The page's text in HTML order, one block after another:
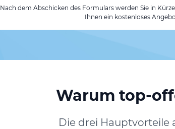
Nach dem Abschicken des Formulars werden Sie in
Ihnen ein kostenloses
Warum top-
Die drei Hauptvorteile